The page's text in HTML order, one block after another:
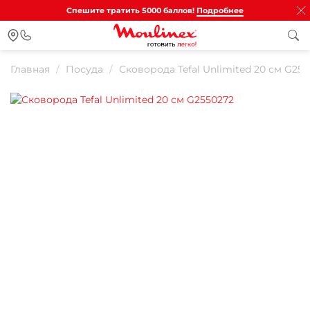
Спешите тратить 5000 баллов! Подробнее
Главная Посуда Сковорода Tefal Unlimited 20 см
Для клиентов всех банков
Разбейте